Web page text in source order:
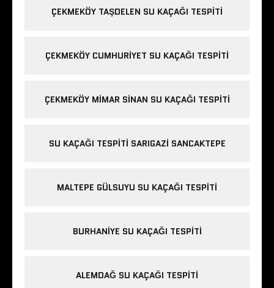
ÇEKMEKÖY TAŞDELEN SU KAÇAĞI TESPITI
ÇEKMEKÖY CUMHURIYET SU KAÇAĞI TESPITI
ÇEKMEKÖY MIMAR SINAN SU KAÇAĞI TESPITI
SU KAÇAĞI TESPITI SARIGAZI SANCAKTEPE
MALTEPE GÜLSUYU SU KAÇAĞI TESPITI
BURHANIYE SU KAÇAĞI TESPITI
ALEMDAĞ SU KAÇAĞI TESPITI